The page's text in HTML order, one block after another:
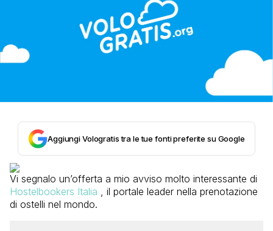
Aggiungi Vologratis tra le tue fonti preferite su Google
Vi segnalo un’offerta a mio avviso molto interessante di
Hostelbookers Italia , il portale leader nella prenotazione
di ostelli nel mondo.